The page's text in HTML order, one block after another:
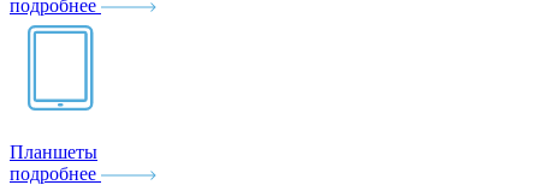
подробнее
Планшеты
подробнее